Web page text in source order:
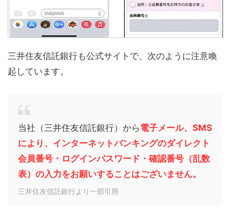
三井住友信託銀行も公式サイトで、次のように注意喚
起しています。
当社（三井住友信託銀行）から電子メール、SMS
により、インターネットバンキングのダイレクト
会員番号・ログインパスワード・確認番号（乱数
表）の入力をお願いすることはございません。
三井住友信託銀行より一部引用